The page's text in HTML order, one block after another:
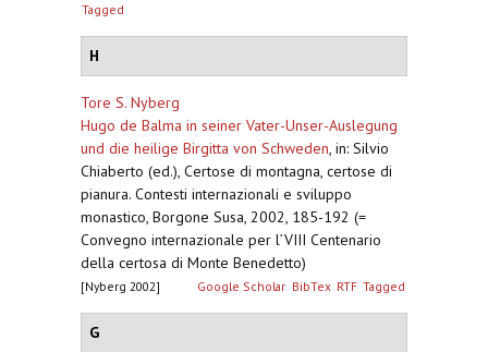
Tagged
H
Tore S. Nyberg
Hugo de Balma in seiner Vater-Unser-Auslegung
und die heilige Birgitta von Schweden, in: Silvio
Chiaberto (ed.), Certose di montagna, certose di
pianura. Contesti internazionali e sviluppo
monastico, Borgone Susa, 2002, 185-192 (=
Convegno internazionale per l’VIII Centenario
della certosa di Monte Benedetto)
[Nyberg 2002] Google Scholar BibTex RTF Tagged
G